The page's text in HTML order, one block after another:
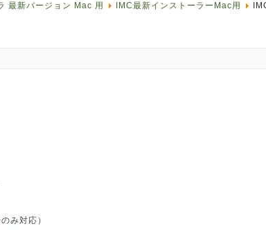
最新バージョン Mac 用 IMC最新インストーラーMac用
み対応）